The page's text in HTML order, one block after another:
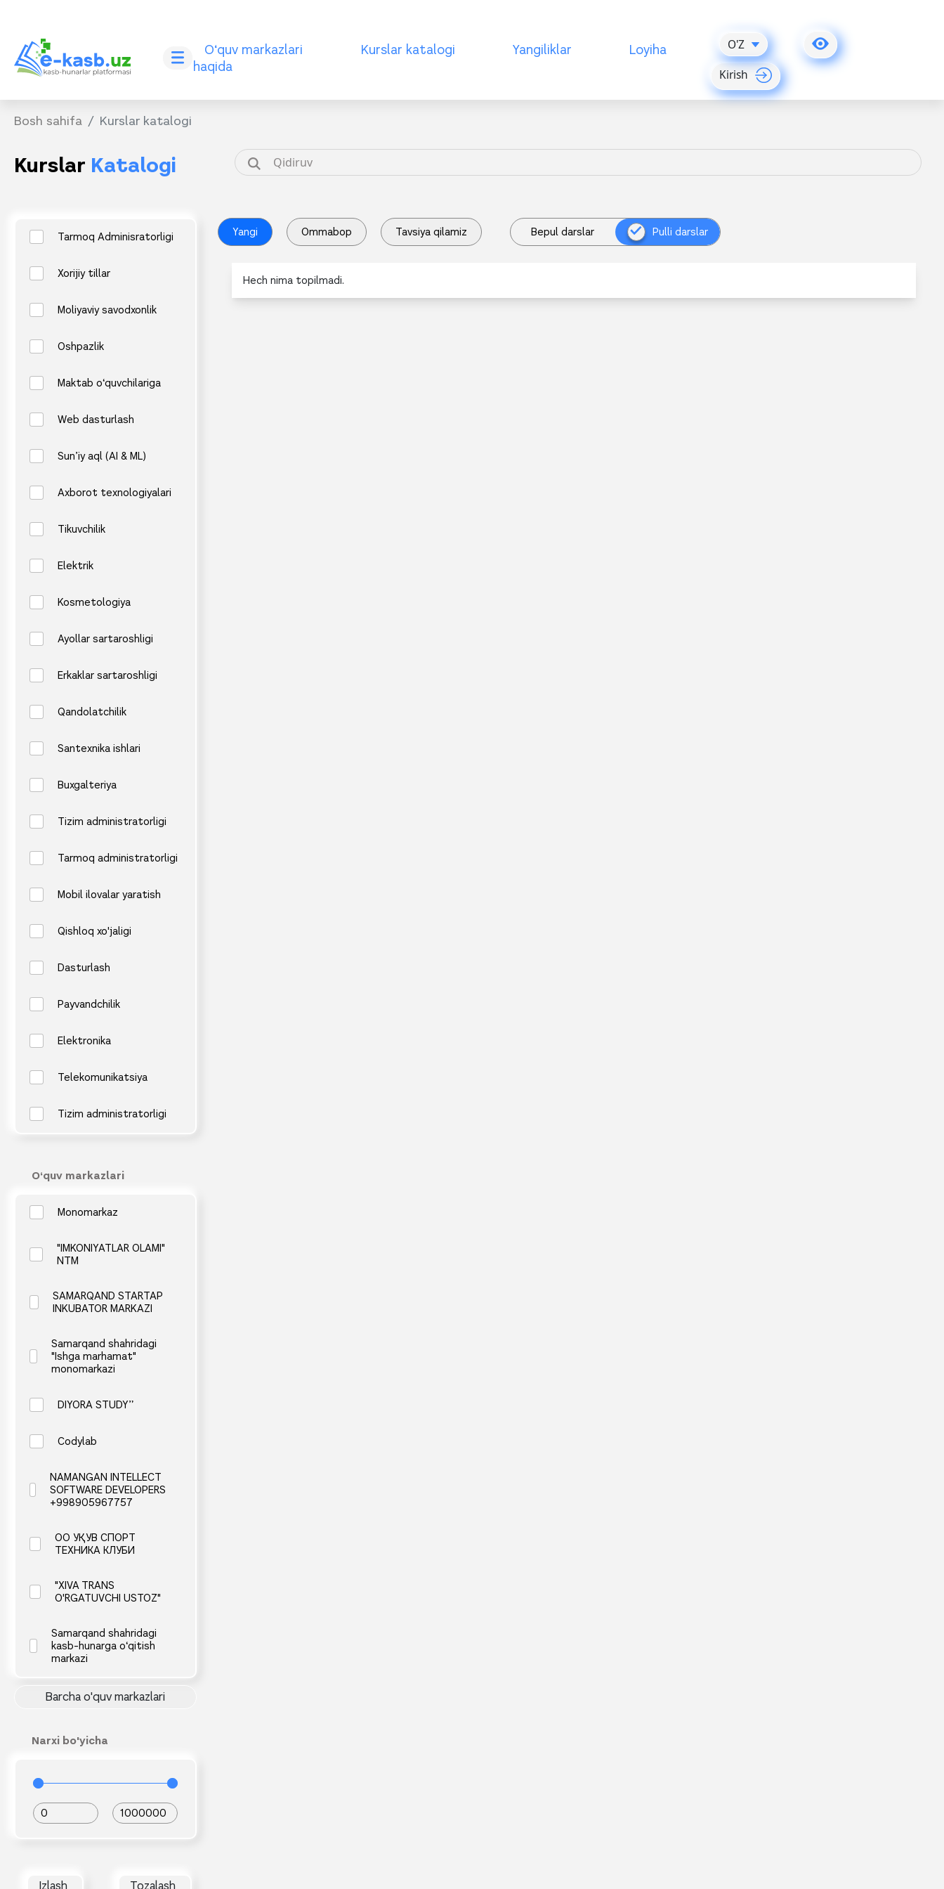
O‘quv markazlari Kurslar katalogi Yangiliklar
Loyiha
haqida
O'Z
Kirish
Bosh sahifa Kurslar katalogi
Kurslar Katalogi
Tarmoq Adminisratorligi
Xorijiy tillar
Moliyaviy savodxonlik
Oshpazlik
Maktab o‘quvchilariga
Web dasturlash
Sun’iy aql (AI & ML)
Axborot texnologiyalari
Tikuvchilik
Elektrik
Kosmetologiya
Ayollar sartaroshligi
Erkaklar sartaroshligi
Qandolatchilik
Santexnika ishlari
Buxgalteriya
Tizim administratorligi
Tarmoq administratorligi
Mobil ilovalar yaratish
Qishloq xo'jaligi
Dasturlash
Payvandchilik
Elektronika
Telekomunikatsiya
Tizim administratorligi
O‘quv markazlari
Monomarkaz
"IMKONIYATLAR OLAMI"
NTM
SAMARQAND STARTAP
INKUBATOR MARKAZI
Samarqand shahridagi
"Ishga marhamat"
monomarkazi
DIYORA STUDY”
Codylab
NAMANGAN INTELLECT
SOFTWARE DEVELOPERS
+998905967757
OO УҚУВ СПОРТ
ТЕХНИКА КЛУБИ
"XIVA TRANS
O'RGATUVCHI USTOZ"
Samarqand shahridagi
kasb-hunarga o‘qitish
markazi
Barcha o'quv markazlari
Narxi bo'yicha
0 1000000
Yangi Ommabop Tavsiya qilamiz Bepul darslar Pulli darslar
Hech nima topilmadi.